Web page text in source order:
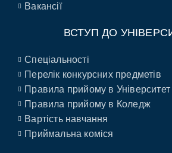
Вакансії
ВСТУП ДО
Спеціальності
Перелік конкурсних предметів
Правила прийому в Університет
Правила прийому в Коледж
Вартість навчання
Приймальна коміся